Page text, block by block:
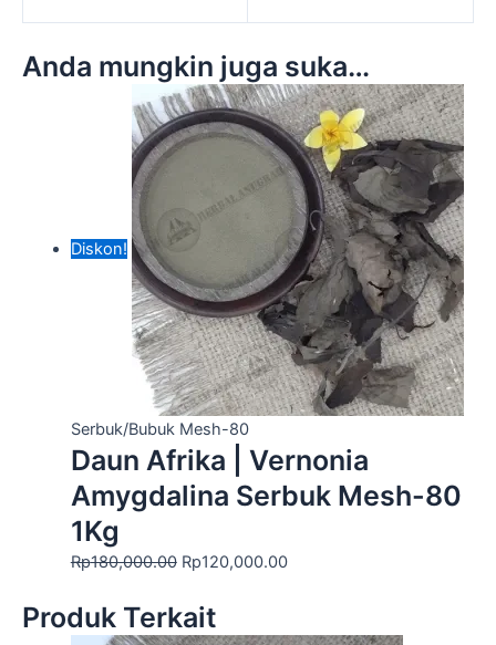
Anda mungkin juga suka…
Diskon!
Serbuk/Bubuk Mesh-80
Daun Afrika | Vernonia
Amygdalina Serbuk Mesh-80
1Kg
Rp180,000.00 Rp120,000.00
Produk Terkait